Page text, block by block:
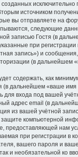
источником
вы отправляете на
следующие
записью Гостя (в
при
запись») и
(в дальнейшем
содержать, как
дальнейшем «ваше имя
для входа под вашей
адрес email (в
из вашей учётной
защите компьютерной
предоставляющей нам
при регистрации в
вашего пароля и
и необязательной ко